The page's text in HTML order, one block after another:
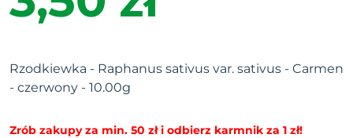
Rzodkiewka - Raphanus sativus var. sativus - Carmen
- czerwony - 10.00g
Zrób zakupy za min. 50 zł i odbierz karmnik za 1 zł!